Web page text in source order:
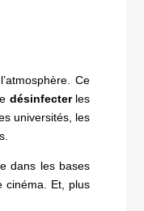
Ce
désinfecterles
universités, les
dans les bases
cinéma. Et, plus